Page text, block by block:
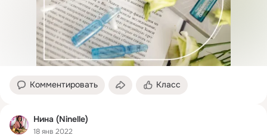
Комментировать Класс
Нина (Ninelle)
18 янв 2022